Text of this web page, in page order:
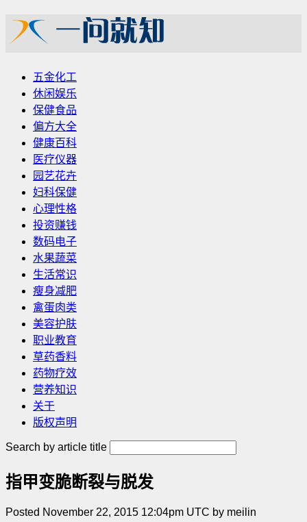
五金化工
休闲娱乐
保健食品
偏方大全
健康百科
医疗仪器
园艺花卉
妇科保健
心理性格
投资赚钱
数码电子
水果蔬菜
生活常识
瘦身减肥
禽蛋肉类
美容护肤
职业教育
草药香料
药物疗效
营养知识
关于
版权声明
Search by article title
指甲变脆断裂与脱发
Posted November 22, 2015 12:04pm UTC by meilin